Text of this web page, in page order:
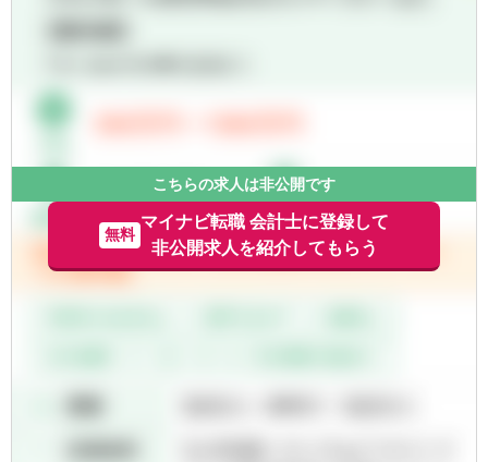
と幅広いお客様に対して、税務・会計サービ
こちらの求人は非公開です
無料
マイナビ転職 会計士に登録して
非公開求人を紹介してもらう